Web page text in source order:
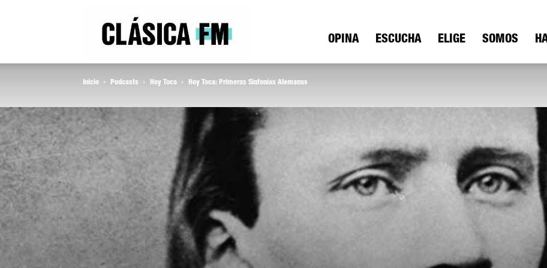
Radio
OPINA ESCUCHA ELIGE SOMOS
Inicio Podcasts Hoy Toca Hoy Toca: Primeras Sinfonías Alemanas